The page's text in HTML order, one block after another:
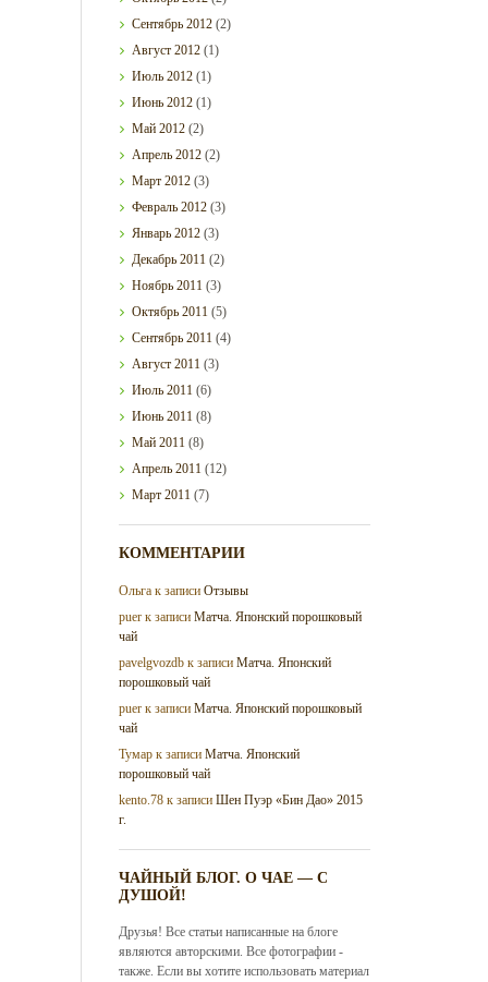
Сентябрь2012 (2)
Август2012 (1)
Июль2012 (1)
Июнь2012 (1)
Май2012 (2)
Апрель2012 (2)
Март2012 (3)
Февраль2012 (3)
Январь2012 (3)
Декабрь2011 (2)
Ноябрь2011 (3)
Октябрь2011 (5)
Сентябрь2011 (4)
Август2011 (3)
Июль2011 (6)
Июнь2011 (8)
Май2011 (8)
Апрель2011 (12)
Март2011 (7)
КОММЕНТАРИИ
Ольга к записиОтзывы
puer к записиМатча. Японский порошковый
чай
pavelgvozdb к записиМатча. Японский
порошковый чай
puer к записиМатча. Японский порошковый
чай
Тумар к записиМатча. Японский
порошковый чай
kento.78 к записиШен Пуэр «Бин Дао» 2015
г.
ЧАЙНЫЙ БЛОГ. О ЧАЕ — С
ДУШОЙ!
Друзья! Все статьи написанные на блоге
являются авторскими. Все фотографии -
также. Если вы хотите использовать материал